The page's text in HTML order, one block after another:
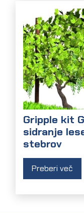
Gripple kit
sidranje
stebrov
Preberi več